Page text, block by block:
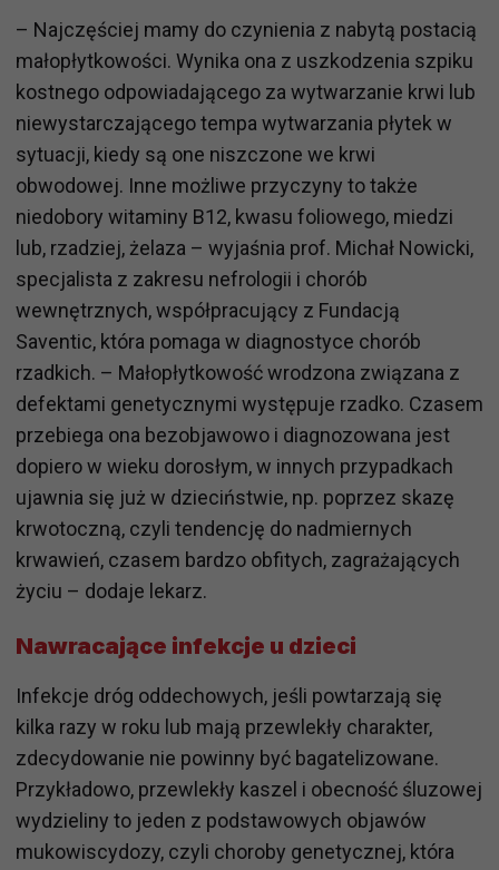
– Najczęściej mamy do czynienia z nabytą postacią
małopłytkowości. Wynika ona z uszkodzenia szpiku
kostnego odpowiadającego za wytwarzanie krwi lub
niewystarczającego tempa wytwarzania płytek w
sytuacji, kiedy są one niszczone we krwi
obwodowej. Inne możliwe przyczyny to także
niedobory witaminy B12, kwasu foliowego, miedzi
lub, rzadziej, żelaza – wyjaśnia prof. Michał Nowicki,
specjalista z zakresu nefrologii i chorób
wewnętrznych, współpracujący z Fundacją
Saventic, która pomaga w diagnostyce chorób
rzadkich. – Małopłytkowość wrodzona związana z
defektami genetycznymi występuje rzadko. Czasem
przebiega ona bezobjawowo i diagnozowana jest
dopiero w wieku dorosłym, w innych przypadkach
ujawnia się już w dzieciństwie, np. poprzez skazę
krwotoczną, czyli tendencję do nadmiernych
krwawień, czasem bardzo obfitych, zagrażających
życiu – dodaje lekarz.
Nawracające infekcje u dzieci
Infekcje dróg oddechowych, jeśli powtarzają się
kilka razy w roku lub mają przewlekły charakter,
zdecydowanie nie powinny być bagatelizowane.
Przykładowo, przewlekły kaszel i obecność śluzowej
wydzieliny to jeden z podstawowych objawów
mukowiscydozy, czyli choroby genetycznej, która